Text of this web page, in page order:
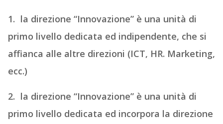
1. la direzione “Innovazione” è una unità di
primo livello dedicata ed indipendente, che si
affianca alle altre direzioni (ICT, HR. Marketing,
ecc.)
2. la direzione “Innovazione” è una unità di
primo livello dedicata ed incorpora la direzione